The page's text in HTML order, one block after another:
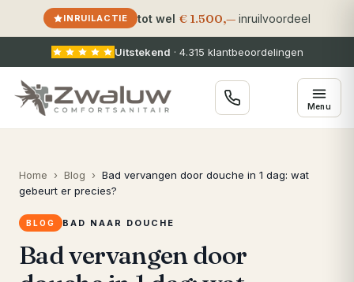
INRUILACTIE tot wel € 1.500,— inruilvoordeel
Uitstekend · 4.315 klantbeoordelingen
Menu
Home › Blog › Bad vervangen door douche in 1 dag: wat
gebeurt er precies?
BLOG BAD NAAR DOUCHE
Bad vervangen door